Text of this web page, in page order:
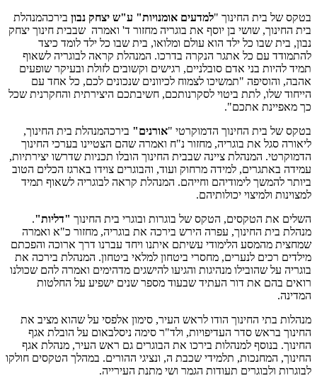
בטקס של בית החינוך "למדעים אומנויות" ע"ש יצחק נבון בירכהמנהלת
בית החינוך, שושי בן יוסף את בוגריה מחזור ד' ואמרה שבבית חינוך יצחק
נבון, בית שבו כל ילד הוא עולם ומלואו, בית שבו כל ילד לומד כיצד
להתמודד עם כל אתגר הנקרה בדרכו. המנהלת קראה לבוגריה לשאוף
תמיד להיות בני אדם סובלניים, רגישים וקשובים לזולת ובעיקר שופעים
אהבה, והוסיפה "תמשיכו לצמוח לכיוונים שנכונים לכם, כל אחד עם
הייחוד שלו, לתת ביטוי לסקרנותכם, חשיבתכם היצירתית והחקרנית שכל
כך מאפיינת אתכם".
בטקס של בית החינוך הדמוקרטי "אורנים" בירכהמנהלת בית החינוך,
ליאורה סגל את בוגריה, מחזור נ"ח ואמרה שהם הצטיינו בערכי החינוך
הדמוקרטי. המנהלת ציינה שבבית החינוך הובלו תכניות שדרשו יצירתיות,
עמידה באתגרים, למידה מרחוק ועוד, והבוגרים צוידו בארגז הכלים הטוב
ביותר להמשך לימודיהם וחייהם. המנהלת קראה לבוגריה לשאוף תמיד
למצוינות ולמיצוי יכולותיהם.
השלים את הטקסים, הטקס של בוגרות ובוגרי בית החינוך "דליות".
מנהלת בית החינוך, עפרה הירש בירכה את בוגריה, מחזור כ"א ואמרה
שמחצית מהמסע הלימודי עשיתם איתנו ויחד עברנו דרך ארוכה והפכתם
מילדים רכים לנערים, מחסרי ביטחון למלאי ביטחון. המנהלת בירכה את
בוגריה על שהובילו מנהיגות והגיעו להישגים מדהימים ואמרה להם שכולנו
רואים בהם את דור העתיד שבעוד מספר שנים ישפיע על החלטות
המדינה.
מנהלות בתי החינוך הודו לראש העיר, סימון אלפסי על שהוא מציב את
החינוך בראש סדר העדיפויות, ולד"ר סימה ניסלבאום על הובלת אגף
החינוך. בנוסף למנהלות בירכו את הבוגרים גם ראש העיר, מנהלת אגף
החינוך, המחנכות, תלמידי שכבת ה, ונציגי ההורים. במהלך הטקסים חולקו
לבוגרות ולבוגרים תעודות הגמר ושי מתנת העירייה.